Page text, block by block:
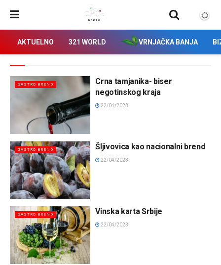
AKTUELNO 321 WORLD VRNJAČKA BANJA
GASTRO BREND
Crna tamjanika- biser
negotinskog kraja
22/04/2023
GASTRO BREND Šljivovica kao nacionalni brend
22/04/2023
GASTRO BREND Vinska karta Srbije
22/04/2023